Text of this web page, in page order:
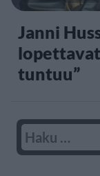
Janni
tuntuu”